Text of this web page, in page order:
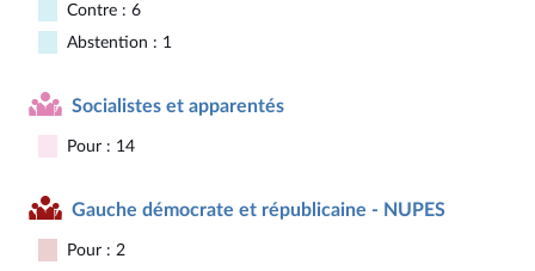
Contre : 6
Abstention : 1
Socialistes et apparentés
Pour : 14
Gauche démocrate et républicaine - NUPES
Pour : 2